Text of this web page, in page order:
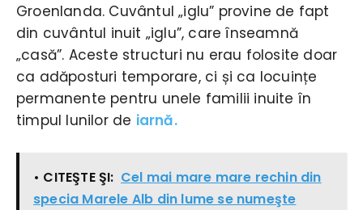
Groenlanda. Cuvântul „iglu” provine de fapt
din cuvântul inuit „iglu”, care înseamnă
„casă”. Aceste structuri nu erau folosite doar
ca adăposturi temporare, ci și ca locuințe
permanente pentru unele familii inuite în
timpul lunilor de iarnă.
• CITEŞTE ŞI: Cel mai mare mare rechin din
specia Marele Alb din lume se numeşte